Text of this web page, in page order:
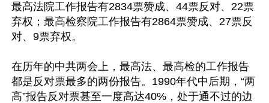
最高法院工作报告有2834票赞成、44票反对、22票
弃权；最高检察院工作报告有2864票赞成、27票反
对、9票弃权。
在历年的中共两会上，最高法、最高检的工作报告
都是反对票最多的两份报告。1990年代中后期，“两
高”报告反对票甚至一度高达40%，处于通不过的边